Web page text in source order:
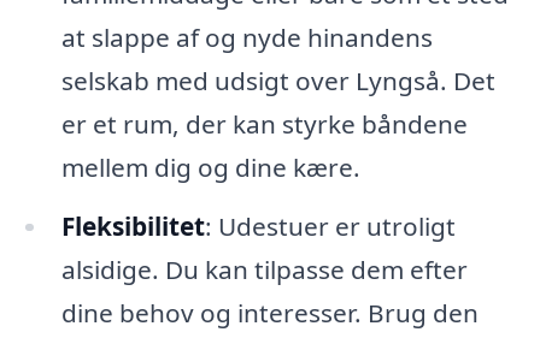
at slappe af og nyde hinandens
selskab med udsigt over Lyngså. Det
er et rum, der kan styrke båndene
mellem dig og dine kære.
Fleksibilitet: Udestuer er utroligt
alsidige. Du kan tilpasse dem efter
dine behov og interesser. Brug den